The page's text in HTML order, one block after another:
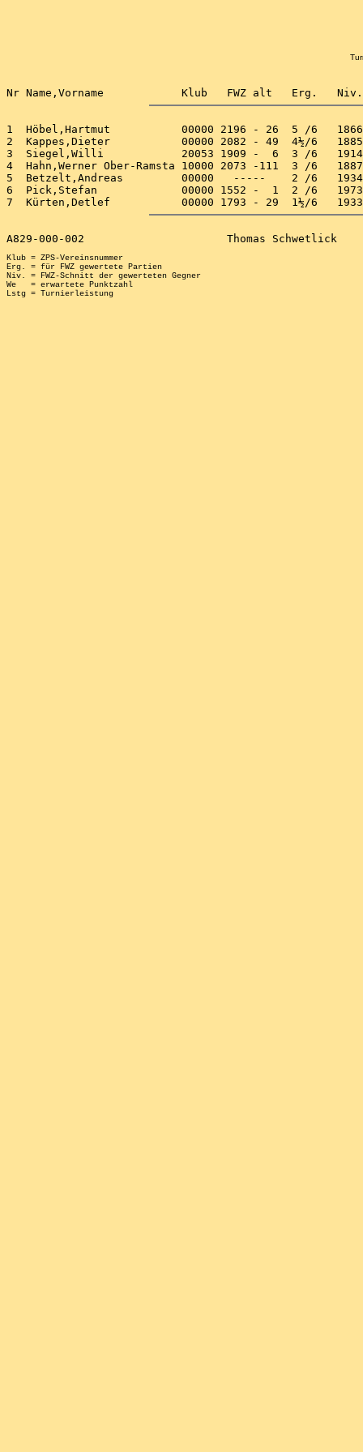
1  Höbel,Hartmut           00000 2196 - 26  5 /6
2  Kappes,Dieter           00000 2082 - 49  4½/6
3  Siegel,Willi            20053 1909 -  6  3 /6   1914
4  Hahn,Werner Ober-Ramsta 10000 2073 -111  3 /6
5  Betzelt,Andreas         00000   -----    2 /6
6  Pick,Stefan             00000 1552 -  1  2 /6   1973
Klub = ZPS-Vereinsnummer
Erg. = für FWZ gewertete Partien
Niv. = FWZ-Schnitt der gewerteten Gegner
We   = erwartete Punktzahl